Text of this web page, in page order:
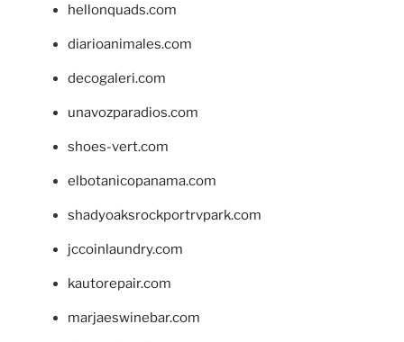
hellonquads.com
diarioanimales.com
decogaleri.com
unavozparadios.com
shoes-vert.com
elbotanicopanama.com
shadyoaksrockportrvpark.com
jccoinlaundry.com
kautorepair.com
marjaeswinebar.com